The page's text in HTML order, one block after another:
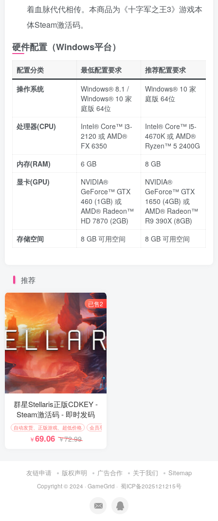
着血脉代代相传。本商品为《十字军之王3》游戏本
体Steam激活码。
硬件配置（Windows平台）
配置分类 最低配置要求
推荐配置要求
操作系统
Windows® 8.1 /
Windows® 10 家
庭版 64位
Windows® 10 家
庭版 64位
处理器(CPU)
Intel® Core™ i3-
2120 或 AMD®
FX 6350
Intel® Core™ i5-
4670K 或 AMD®
Ryzen™ 5 2400G
内存(RAM)
6 GB
8 GB
显卡(GPU)
NVIDIA®
GeForce™ GTX
460 (1GB) 或
AMD® Radeon™
HD 7870 (2GB)
NVIDIA®
GeForce™ GTX
1650 (4GB) 或
AMD® Radeon™
R9 390X (8GB)
存储空间
8 GB 可用空间 8 GB 可用空间
推荐
已售2
群星Stellaris正版CDKEY -
Steam激活码 - 即时发码
自动发货、正版游戏、超低价格 会员享95折
￥69.06 ￥72.99
友链申请 版权声明 广告合作 关于我们 Sitemap
Copyright © 2024 · GameGrid · 蜀ICP备2025121215号